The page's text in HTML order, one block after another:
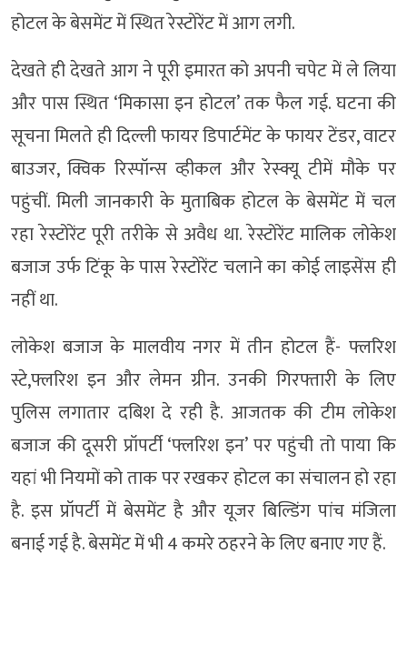
होटल के बेसमेंट में स्थित रेस्टोरेंट में आग लगी.
देखते ही देखते आग ने पूरी इमारत को अपनी चपेट में ले लिया
और पास स्थित ‘मिकासा इन होटल’ तक फैल गई. घटना की
सूचना मिलते ही​ दिल्ली फायर डिपार्टमेंट के फायर टेंडर, वाटर
बाउजर, क्विक रिस्पॉन्स व्हीकल और रेस्क्यू टीमें मौके पर
पहुंचीं. मिली जानकारी के मुताबिक होटल के बेसमेंट में चल
रहा रेस्टोरेंट पूरी तरीके से अवैध था. रेस्टोरेंट मालिक लोकेश
बजाज उर्फ टिंकू के पास रेस्टोरेंट चलाने का कोई लाइसेंस ही
नहीं था.
लोकेश बजाज के मालवीय नगर में तीन होटल हैं- फ्लरिश
स्टे,फ्लरिश इन और लेमन ग्रीन. उनकी गिरफ्तारी के लिए
पुलिस लगातार दबिश दे रही है. आजतक की टीम लोकेश
बजाज की दूसरी प्रॉपर्टी ‘फ्लरिश इन’ पर पहुंची तो पाया कि
यहां भी नियमों को ताक पर रखकर होटल का संचालन हो रहा
है. इस प्रॉपर्टी में बेसमेंट है और यूजर बिल्डिंग पांच मंजिला
बनाई गई है. बेसमेंट में भी 4 कमरे ठहरने के लिए बनाए गए हैं.